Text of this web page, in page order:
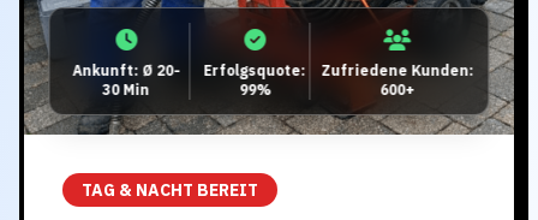
Ankunft: Ø 20-
30 Min
Erfolgsquote:
99%
Zufriedene Kunden:
600+
TAG & NACHT BEREIT